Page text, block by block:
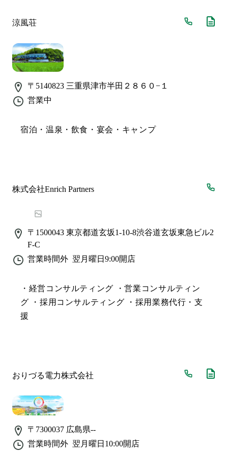
涼風荘
〒5140823 三重県津市半田２８６０−１
営業中
宿泊・温泉・飲食・宴会・キャンプ
株式会社Enrich Partners
〒1500043 東京都道玄坂1-10-8渋谷道玄坂東急ビル2
F-C
営業時間外 翌月曜日9:00開店
・経営コンサルティング ・営業コンサルティン
グ ・採用コンサルティング ・採用業務代行・支
援
おりづる電力株式会社
〒7300037 広島県--
営業時間外 翌月曜日10:00開店